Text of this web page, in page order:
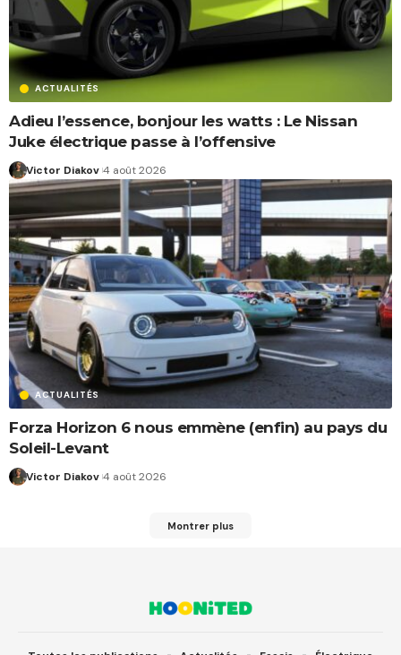
ACTUALITÉS
Adieu l’essence, bonjour les watts : Le Nissan
Juke électrique passe à l’offensive
Victor Diakov 4 août 2026
ACTUALITÉS
Forza Horizon 6 nous emmène (enfin) au pays du
Soleil-Levant
Victor Diakov 4 août 2026
Montrer plus